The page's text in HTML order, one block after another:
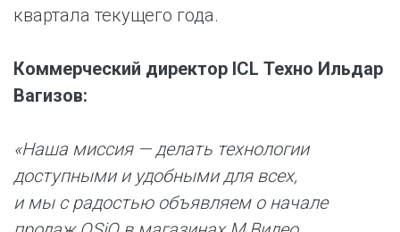
квартала текущего года.
Коммерческий директор ICL Техно Ильдар
Вагизов:
«Наша миссия — делать технологии
доступными и удобными для всех,
и мы с радостью объявляем о начале